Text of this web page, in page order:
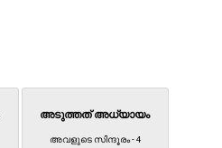
അടുത്തത് അധ്യായം
അവളുടെ സിന്ദൂരം - 4